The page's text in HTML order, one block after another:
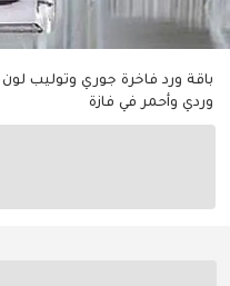
باقة ورد فاخرة جوري وتوليب لون
وردي وأحمر في فازة